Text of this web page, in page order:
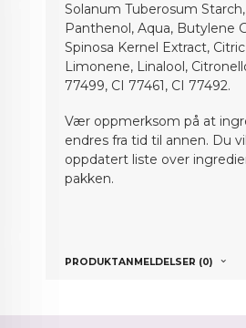
Solanum Tuberosum Starch,
Panthenol, Aqua, Butylene
Spinosa Kernel Extract,
Limonene, Linalool,
77499, CI 77461, CI 77492.
Vær oppmerksom på at
endres fra tid til annen. Du
oppdatert liste over
pakken.
PRODUKTANMELDELSER (0)